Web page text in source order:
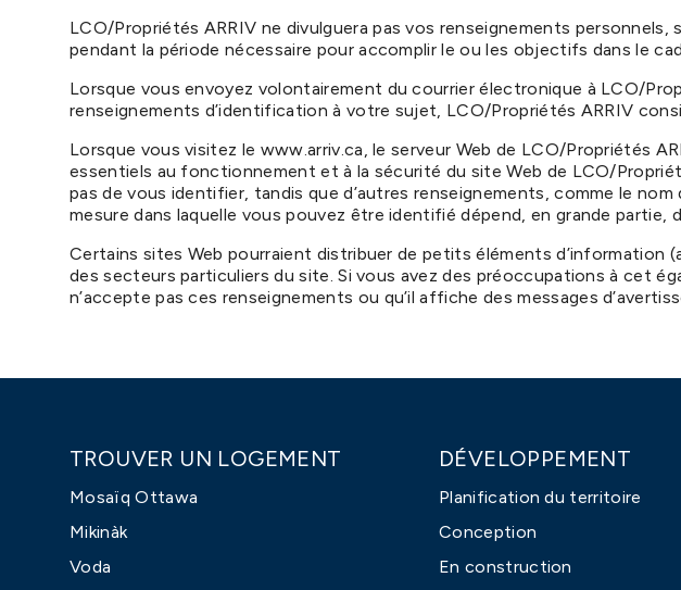
LCO/Propriétés ARRIV ne divulguera pas vos renseignements
pendant la période nécessaire pour accomplir le ou les objectifs dans le
Lorsque vous envoyez volontairement du courrier électronique à LCO/
renseignements d’identification à votre sujet, LCO/Propriétés ARRIV
Lorsque vous visitez le www.arriv.ca, le serveur Web de LCO/Propriétés
essentiels au fonctionnement et à la sécurité du site Web de LCO/
pas de vous identifier, tandis que d’autres renseignements, comme le
mesure dans laquelle vous pouvez être identifié dépend, en grande
Certains sites Web pourraient distribuer de petits éléments d’information
des secteurs particuliers du site. Si vous avez des préoccupations à cet
n’accepte pas ces renseignements ou qu’il affiche des messages
TROUVER UN LOGEMENT
Mosaïq Ottawa
Mikinàk
Voda
DÉVELOPPEMENT
Planification du territoire
Conception
En construction